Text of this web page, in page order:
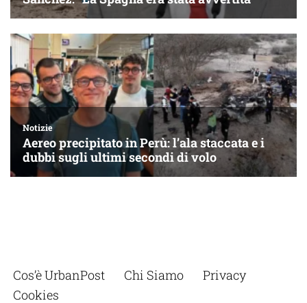
Cos’è UrbanPost Chi Siamo
Privacy
Cookies